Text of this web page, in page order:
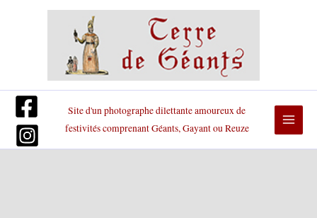
Site d'un photographe dilettante amoureux de
festivités comprenant Géants, Gayant ou Reuze